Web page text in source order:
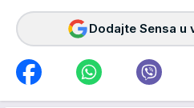
Dodajte Sensa u